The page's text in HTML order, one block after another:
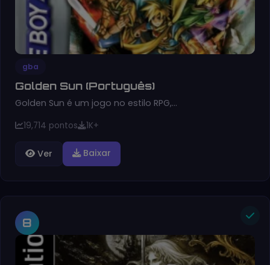
gba
Golden Sun (Português)
Golden Sun é um jogo no estilo RPG,…
19,714 pontos 1K+
Ver Baixar
8